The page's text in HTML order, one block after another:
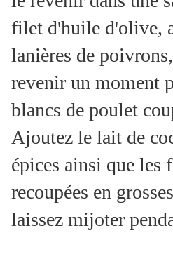
filet d'huile d'olive,
lanières de
revenir un moment
blancs de poulet
Ajoutez le lait de
épices ainsi que les
recoupées en
laissez mijoter